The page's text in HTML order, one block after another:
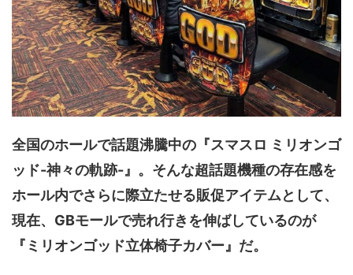
全国のホールで話題沸騰中の『スマスロ ミリオンゴ
ッド-神々の軌跡-』。そんな超話題機種の存在感を
ホール内でさらに際立たせる販促アイテムとして、
現在、GBモールで売れ行きを伸ばしているのが
『ミリオンゴッド立体椅子カバー』だ。